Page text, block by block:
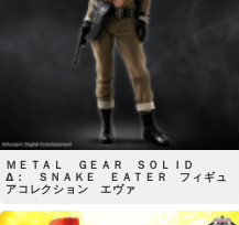
ＭＥＴＡＬ ＧＥＡＲ ＳＯＬＩＤ
Δ： ＳＮＡＫＥ ＥＡＴＥＲ フィギュ
アコレクション エヴァ